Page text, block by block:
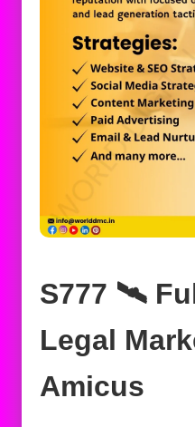
S777 🛰️‍
Legal
Amicus